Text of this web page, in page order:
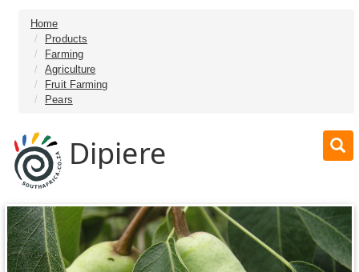
Home
Products
Farming
Agriculture
Fruit Farming
Pears
Dipiere